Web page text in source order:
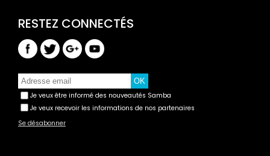
Je veux être informé des nouveautés Samba
Je veux recevoir les informations de nos partenaires
Se désabonner